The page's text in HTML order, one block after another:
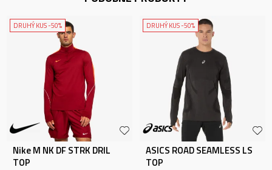
DRUHÝ KUS -50%
Nike M NK DF STRK DRIL
TOP
DRUHÝ KUS -50%
ASICS ROAD SEAMLESS LS
TOP